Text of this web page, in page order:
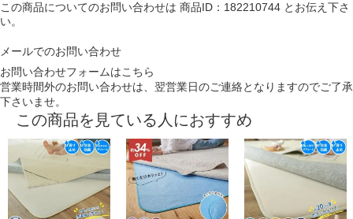
この商品についてのお問い合わせは 商品ID：182210744 とお伝え下さ
い。
メールでのお問い合わせ
お問い合わせフォームはこちら
営業時間外のお問い合わせは、翌営業日のご連絡となりますのでご了承
下さいませ。
この商品を見ている人におすすめ